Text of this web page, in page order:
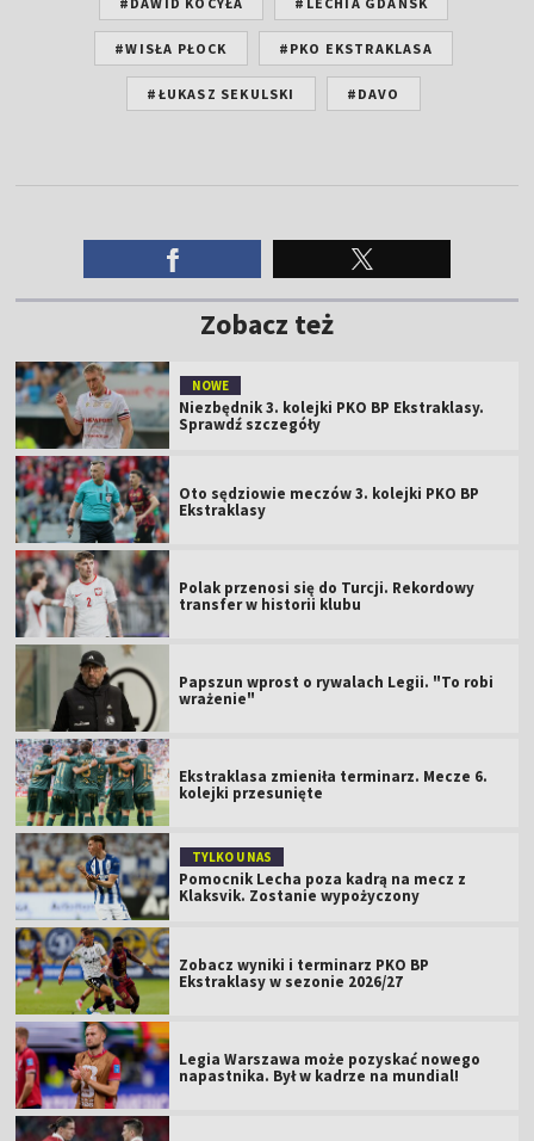
#WISŁA PŁOCK #PKO EKSTRAKLASA
#ŁUKASZ SEKULSKI #DAVO
Zobacz też
NOWE
Niezbędnik 3. kolejki PKO BP Ekstraklasy.
Sprawdź szczegóły
Oto sędziowie meczów 3. kolejki PKO BP
Ekstraklasy
Polak przenosi się do Turcji. Rekordowy
transfer w historii klubu
Papszun wprost o rywalach Legii. "To robi
wrażenie"
Ekstraklasa zmieniła terminarz. Mecze 6.
kolejki przesunięte
TYLKO U NAS
Pomocnik Lecha poza kadrą na mecz z
Klaksvik. Zostanie wypożyczony
Zobacz wyniki i terminarz PKO BP
Ekstraklasy w sezonie 2026/27
Legia Warszawa może pozyskać nowego
napastnika. Był w kadrze na mundial!